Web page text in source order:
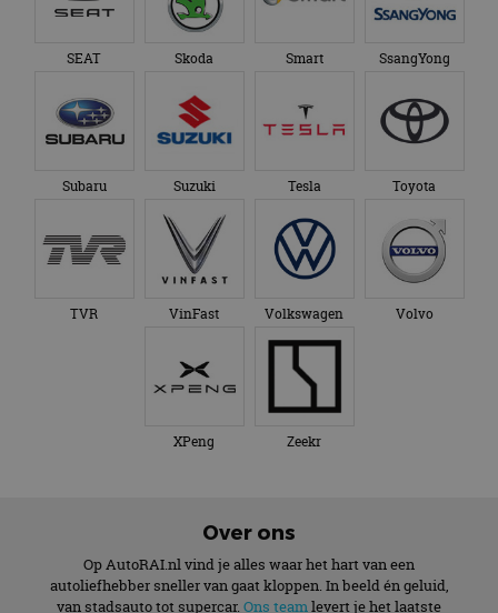
SEAT Skoda Smart SsangYong
Subaru Suzuki Tesla Toyota
TVR VinFast Volkswagen Volvo
XPeng Zeekr
Over ons
Op AutoRAI.nl vind je alles waar het hart van een
autoliefhebber sneller van gaat kloppen. In beeld én geluid,
van stadsauto tot supercar. Ons teamlevert je het laatste